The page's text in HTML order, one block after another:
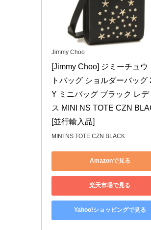
Jimmy Choo
[Jimmy Choo] ジミーチュウ
トバッグ ショルダーバッグ
Y ミニバッグ ブラック レデ
ス MINI NS TOTE CZN
[並行輸入品]
MINI NS TOTE CZN BLACK
Amazonで見る
楽天市場で見る
Yahoo!ショッピングで見る